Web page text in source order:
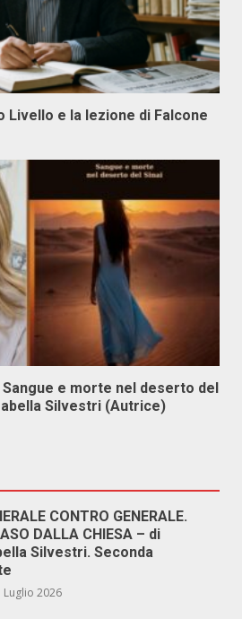
Livello e la lezione di Falcone
e morte nel deserto del
Silvestri (Autrice)
CONTRO GENERALE.
DALLA CHIESA – di
Silvestri. Seconda
Luglio 2026